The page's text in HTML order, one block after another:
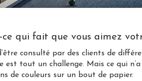
ce qui fait que vous aimez
consulté par des clients de
est tout un challenge. Mais ce qui
de couleurs sur un bout de papier.